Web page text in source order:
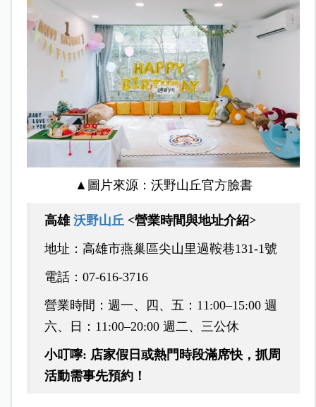
▲圖片來源：沃野山丘官方臉書
高雄 沃野山丘<營業時間與地址介紹>
地址：高雄市燕巢區尖山里過鞍巷131‑1號
電話：07‑616‑3716
營業時間：週一、四、五：11:00–15:00 週
六、日：11:00–20:00 週二、三公休
小叮嚀: 店家假日或熱門時段滿席快，抓周
活動需事先預約！